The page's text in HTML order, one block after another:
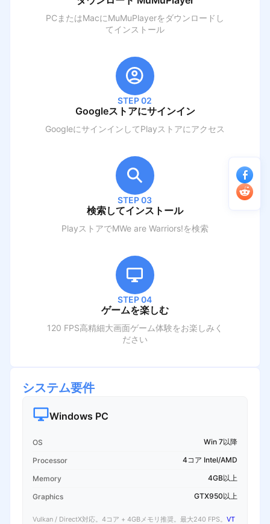
PCまたはMacにMuMuPlayerをダウンロードし
てインストール
STEP 02
Googleストアにサインイン
GoogleにサインインしてPlayストアにアクセス
STEP 03
検索してインストール
PlayストアでMWe are Warriors!を検索
STEP 04
ゲームを楽しむ
120 FPS高精細大画面ゲーム体験をお楽しみく
ださい
システム要件
Windows PC
OS Win 7以降
Processor 4コア Intel/AMD
Memory 4GB以上
Graphics GTX950以上
Vulkan / DirectX対応。4コア + 4GBメモリ推奨。最大240 FPS。 VT